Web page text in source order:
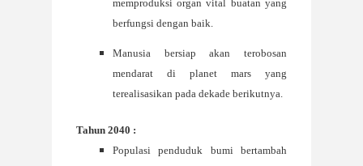
memproduksi organ vital buatan yang
berfungsi dengan baik.
Manusia bersiap akan terobosan
mendarat di planet mars yang
terealisasikan pada dekade berikutnya.
Tahun 2040 :
Populasi penduduk bumi bertambah